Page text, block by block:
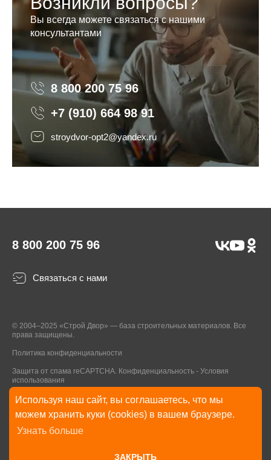
Используя наш сайт, вы соглашаетесь, что мы
можем хранить куки (cookies) в вашем браузере.
Узнать больше
ЗАКРЫТЬ
Вы всегда можете связаться с нашими
консультантами
8 800 200 75 96 8 800 200 75 96
+7 (910) 664 98 91
stroydvor-opt2@yandex.ru
8 800 200 75 96
Связаться с нами
© 2004–2025 «Строй Двор» — база строительных материалов. Все
права защищены.
Политика конфиденциальности
Защита от спама reCAPTCHA. Конфиденциальность - Условия
использования
* Указанные на Сайте цены, комплектации, описания и технические
характеристики могут быть изменены в любое время без уведомления
пользователей Сайта. Внешний вид товаров и упаковки может